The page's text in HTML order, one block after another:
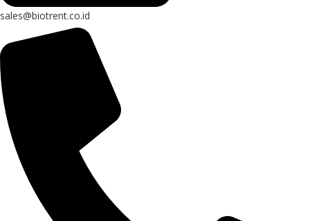
sales@biotrent.co.id